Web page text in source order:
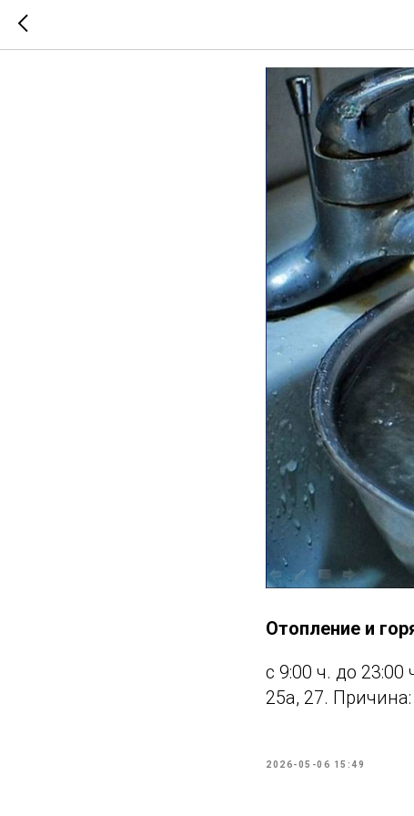
Отопление и
с 9:00 ч. до
25а, 27.
2026-05-06 15:49